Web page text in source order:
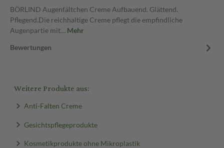
BÖRLIND Augenfältchen Creme Aufbauend. Glättend.
Pflegend.Die reichhaltige Creme pflegt die empfindliche
Augenpartie mit… Mehr
Bewertungen
Weitere Produkte aus:
Anti-Falten Creme
Gesichtspflegeprodukte
Kosmetikprodukte ohne Mikroplastik